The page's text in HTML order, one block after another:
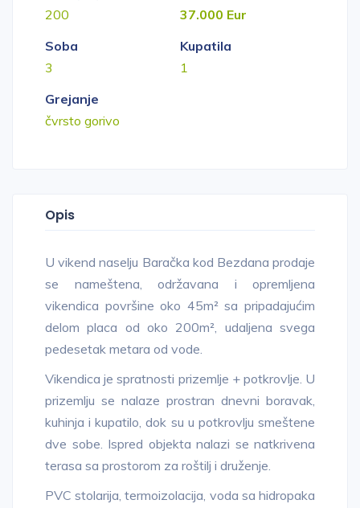
200
37.000 Eur
Soba
3
Kupatila
1
Grejanje
čvrsto gorivo
Opis
U vikend naselju Baračka kod Bezdana prodaje
se nameštena, održavana i opremljena
vikendica površine oko 45m² sa pripadajućim
delom placa od oko 200m², udaljena svega
pedesetak metara od vode.
Vikendica je spratnosti prizemlje + potkrovlje. U
prizemlju se nalaze prostran dnevni boravak,
kuhinja i kupatilo, dok su u potkrovlju smeštene
dve sobe. Ispred objekta nalazi se natkrivena
terasa sa prostorom za roštilj i druženje.
PVC stolarija, termoizolacija, voda sa hidropaka